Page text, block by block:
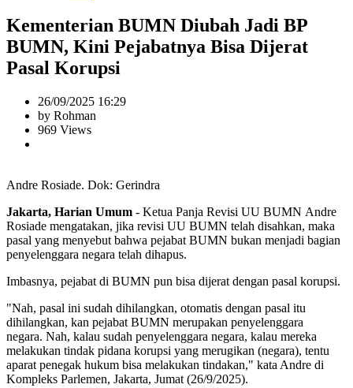
Kementerian BUMN Diubah Jadi BP
BUMN, Kini Pejabatnya Bisa Dijerat
Pasal Korupsi
26/09/2025 16:29
by Rohman
969 Views
Andre Rosiade. Dok: Gerindra
Jakarta, Harian Umum - Ketua Panja Revisi UU BUMN Andre
Rosiade mengatakan, jika revisi UU BUMN telah disahkan, maka
pasal yang menyebut bahwa pejabat BUMN bukan menjadi bagian
penyelenggara negara telah dihapus.
Imbasnya, pejabat di BUMN pun bisa dijerat dengan pasal korupsi.
"Nah, pasal ini sudah dihilangkan, otomatis dengan pasal itu
dihilangkan, kan pejabat BUMN merupakan penyelenggara
negara. Nah, kalau sudah penyelenggara negara, kalau mereka
melakukan tindak pidana korupsi yang merugikan (negara), tentu
aparat penegak hukum bisa melakukan tindakan," kata Andre di
Kompleks Parlemen, Jakarta, Jumat (26/9/2025).